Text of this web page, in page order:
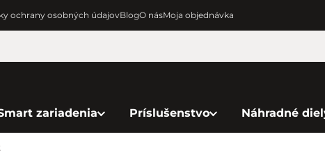
ochrany osobných údajovBlogO násMoja objednávka
zariadenia Príslušenstvo Náhradné